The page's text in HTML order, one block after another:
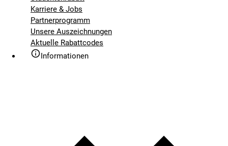
Karriere & Jobs
Partnerprogramm
Unsere Auszeichnungen
Aktuelle Rabattcodes
Informationen